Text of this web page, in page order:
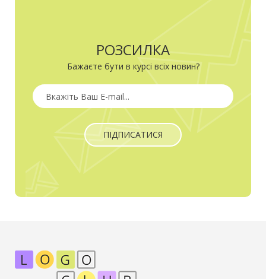
РОЗСИЛКА
Бажаєте бути в курсі всіх новин?
ПІДПИСАТИСЯ